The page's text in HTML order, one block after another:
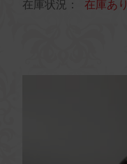
在庫状況：
在庫あり